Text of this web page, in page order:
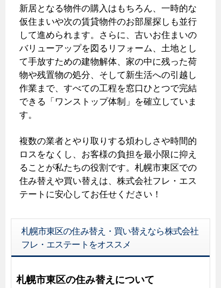
新居となる物件の購入はもちろん、一時的な
仮住まいや次の賃貸物件のお部屋探しも並行
して進められます。さらに、古いお住まいの
バリューアップを図るリフォーム、土地とし
て手放すための建物解体、家の中に残った荷
物や残置物の処分、そして新生活への引越し
作業まで、すべての工程を窓口ひとつで完結
できる「ワンストップ体制」を確立していま
す。
複数の業者とやり取りする煩わしさや時間的
ロスをなくし、お客様の負担を最小限に抑え
ることが私たちの役割です。札幌市東区での
住み替えや買い替えは、株式会社フレ・エス
テートに安心してお任せください！
札幌市東区の住み替え・買い替えなら株式会社
フレ・エステートをオススメ
札幌市東区の住み替えについて